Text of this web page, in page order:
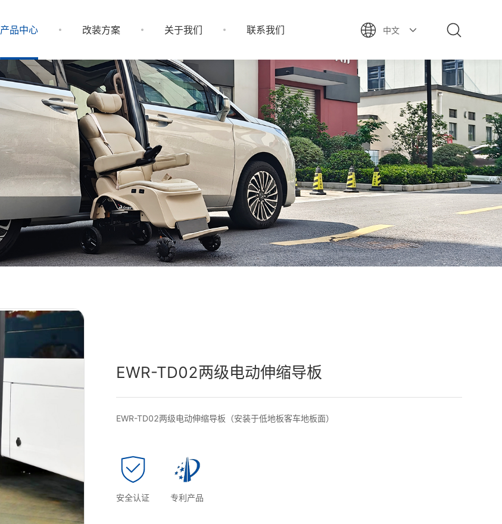
产品中心
SLIFT Plus分离式福祉座椅
SLIFT Plus 分离式福祉座椅
SLIFT Pro V1 福祉座椅
改装方案
房车/轻客福祉设备 轮椅出行方案 改装案例
关于我们
企业新闻 测试认证 APP下载
联系我们 中文
EWR-TD02两级电动伸缩导板
EWR-TD02两级电动伸缩导板（安装于低地板客车地板面）
安全认证 专利产品